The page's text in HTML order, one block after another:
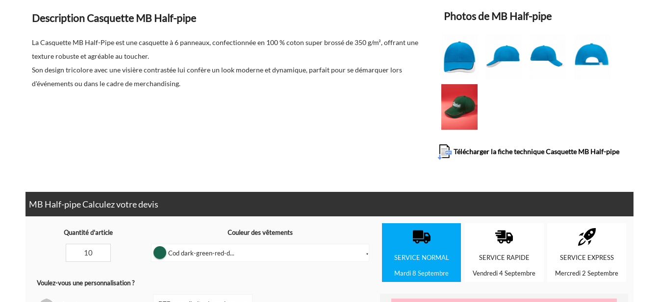
Description Casquette MB Half-pipe
La Casquette MB Half-Pipe est une casquette à 6 panneaux, confectionnée en 100 % coton super brossé de 350 g/m², offrant une
texture robuste et agréable au toucher.
Son design tricolore avec une visière contrastée lui confère un look moderne et dynamique, parfait pour se démarquer lors
d'événements ou dans le cadre de merchandising.
Photos de MB Half-pipe
Télécharger la fiche technique Casquette MB Half-pipe
MB Half-pipe Calculez votre devis
Quantité d'article Couleur des vêtements
Cod dark-green-red-d... ▼
Voulez-vous une personnalisation ?
SERVICE NORMAL
Mardi 8 Septembre
SERVICE RAPIDE
Vendredi 4 Septembre
SERVICE EXPRESS
Mercredi 2 Septembre